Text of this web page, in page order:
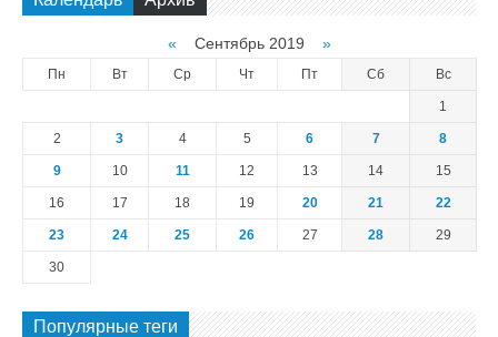
« Сентябрь 2019 »
Пн Вт Ср Чт Пт Сб Вс
1
2 3 4 5 6 7 8
9 10 11 12 13 14 15
16 17 18 19 20 21 22
23 24 25 26 27 28 29
30
Популярные теги